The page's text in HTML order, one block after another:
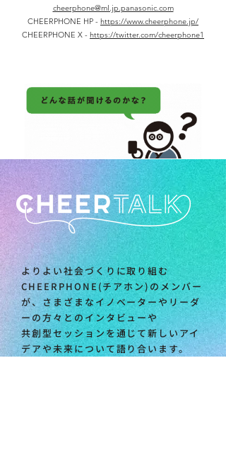
cheerphone@ml.jp.panasonic.com
CHEERPHONE HP - https://www.cheerphone.jp/
CHEERPHONE X - https://twitter.com/cheerphone1
よりよい社会づくりに取り組む
CHEERPHONE(チアホン)のメンバー
が、さまざまなイノベーターやリーダ
ーの方々とのインタビューや
共創型セッションを通じて新しいアイ
デアや未来について語り合います。